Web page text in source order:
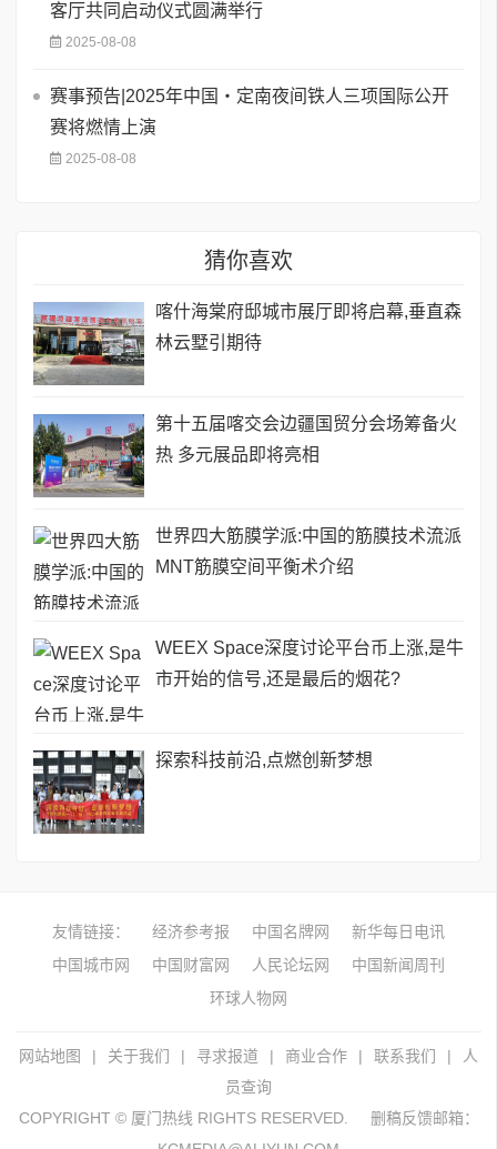
客厅共同启动仪式圆满举行
2025-08-08
赛事预告|2025年中国・定南夜间铁人三项国际公开
赛将燃情上演
2025-08-08
猜你喜欢
喀什海棠府邸城市展厅即将启幕,垂直森
林云墅引期待
第十五届喀交会边疆国贸分会场筹备火
热 多元展品即将亮相
世界四大筋膜学派:中国的筋膜技术流派
MNT筋膜空间平衡术介绍
WEEX Space深度讨论平台币上涨,是牛
市开始的信号,还是最后的烟花?
探索科技前沿,点燃创新梦想
友情链接： 经济参考报 中国名牌网
新华每日电讯
中国城市网
中国财富网 人民论坛网
中国新闻周刊
环球人物网
网站地图 | 关于我们 | 寻求报道 | 商业合作 | 联系我们 |
人
员查询
COPYRIGHT © 厦门热线 RIGHTS RESERVED.
删稿反馈邮箱：